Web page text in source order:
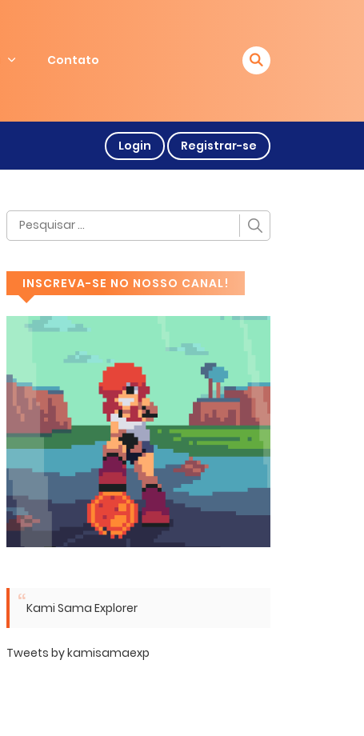
Contato
Login Registrar-se
INSCREVA-SE NO NOSSO CANAL!
Kami Sama Explorer
Tweets by kamisamaexp